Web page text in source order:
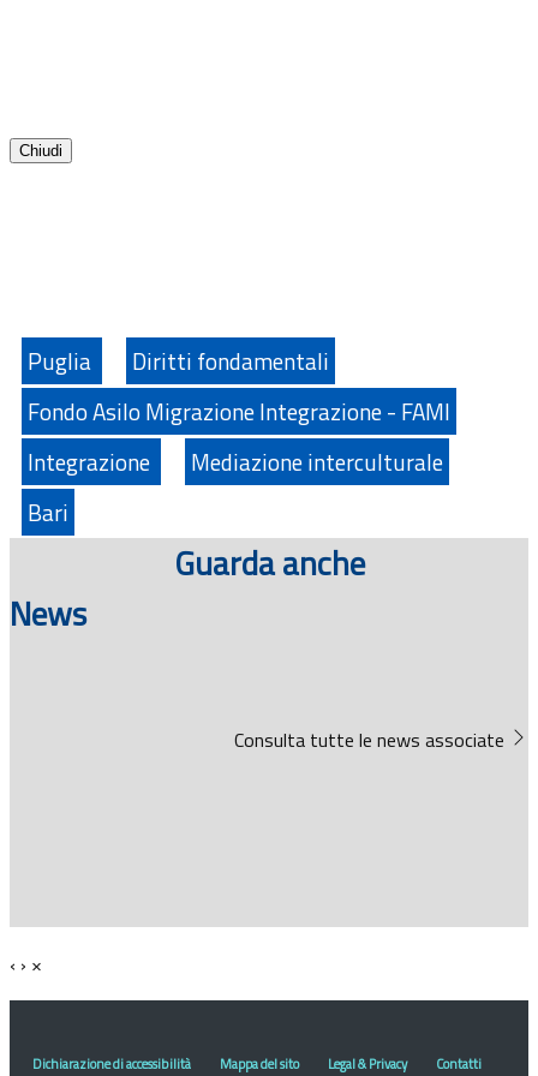
Chiudi
Puglia
Diritti fondamentali
Fondo Asilo Migrazione Integrazione - FAMI
Integrazione
Mediazione interculturale
Bari
Guarda anche
News
Consulta tutte le news associate
‹ › ×
Dichiarazione di accessibilità Mappa del sito Legal & Privacy
Contatti